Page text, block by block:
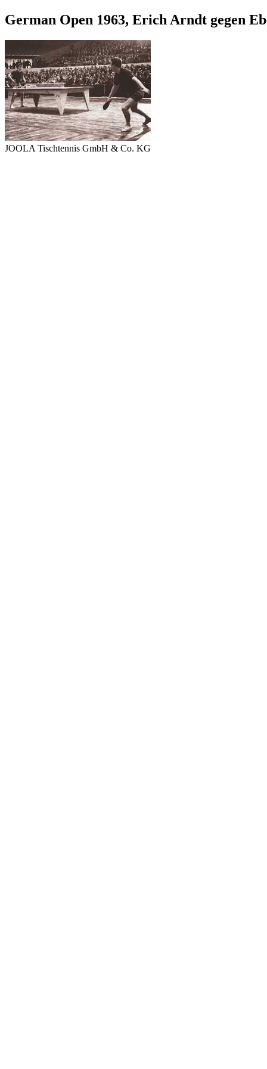
German Open 1963, Erich Arndt gegen
JOOLA Tischtennis GmbH & Co. KG